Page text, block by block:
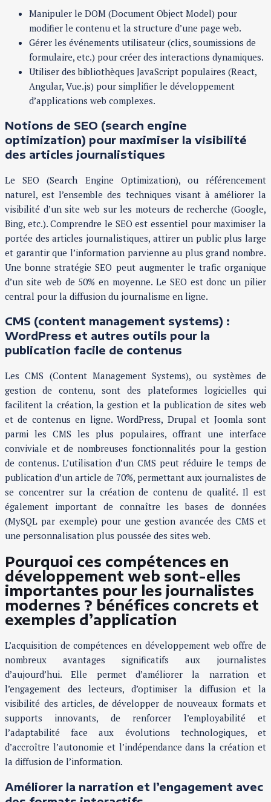
Manipuler le DOM (Document Object Model) pour
modifier le contenu et la structure d’une page web.
Gérer les événements utilisateur (clics, soumissions de
formulaire, etc.) pour créer des interactions dynamiques.
Utiliser des bibliothèques JavaScript populaires (React,
Angular, Vue.js) pour simplifier le développement
d’applications web complexes.
Notions de SEO (search engine
optimization) pour maximiser la visibilité
des articles journalistiques
Le SEO (Search Engine Optimization), ou référencement
naturel, est l’ensemble des techniques visant à améliorer la
visibilité d’un site web sur les moteurs de recherche (Google,
Bing, etc.). Comprendre le SEO est essentiel pour maximiser la
portée des articles journalistiques, attirer un public plus large
et garantir que l’information parvienne au plus grand nombre.
Une bonne stratégie SEO peut augmenter le trafic organique
d’un site web de 50% en moyenne. Le SEO est donc un pilier
central pour la diffusion du journalisme en ligne.
CMS (content management systems) :
WordPress et autres outils pour la
publication facile de contenus
Les CMS (Content Management Systems), ou systèmes de
gestion de contenu, sont des plateformes logicielles qui
facilitent la création, la gestion et la publication de sites web
et de contenus en ligne. WordPress, Drupal et Joomla sont
parmi les CMS les plus populaires, offrant une interface
conviviale et de nombreuses fonctionnalités pour la gestion
de contenus. L’utilisation d’un CMS peut réduire le temps de
publication d’un article de 70%, permettant aux journalistes de
se concentrer sur la création de contenu de qualité. Il est
également important de connaître les bases de données
(MySQL par exemple) pour une gestion avancée des CMS et
une personnalisation plus poussée des sites web.
Pourquoi ces compétences en
développement web sont-elles
importantes pour les journalistes
modernes ? bénéfices concrets et
exemples d’application
L’acquisition de compétences en développement web offre de
nombreux avantages significatifs aux journalistes
d’aujourd’hui. Elle permet d’améliorer la narration et
l’engagement des lecteurs, d’optimiser la diffusion et la
visibilité des articles, de développer de nouveaux formats et
supports innovants, de renforcer l’employabilité et
l’adaptabilité face aux évolutions technologiques, et
d’accroître l’autonomie et l’indépendance dans la création et
la diffusion de l’information.
Améliorer la narration et l’engagement avec